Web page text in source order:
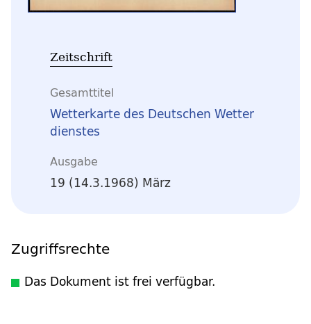
Zeitschrift
Gesamttitel
Wetterkarte des Deutschen Wetter
dienstes
Ausgabe
19 (14.3.1968) März
Zugriffsrechte
Das Dokument ist frei verfügbar.